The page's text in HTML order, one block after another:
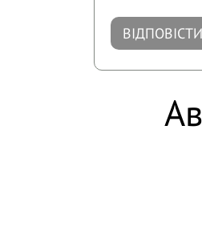
ВІДПОВІСТИ